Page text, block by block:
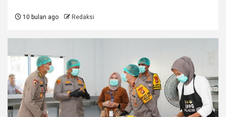
10 bulan ago Redaksi